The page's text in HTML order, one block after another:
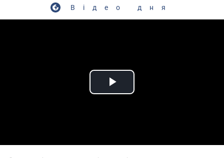
Відео дня
Play Video